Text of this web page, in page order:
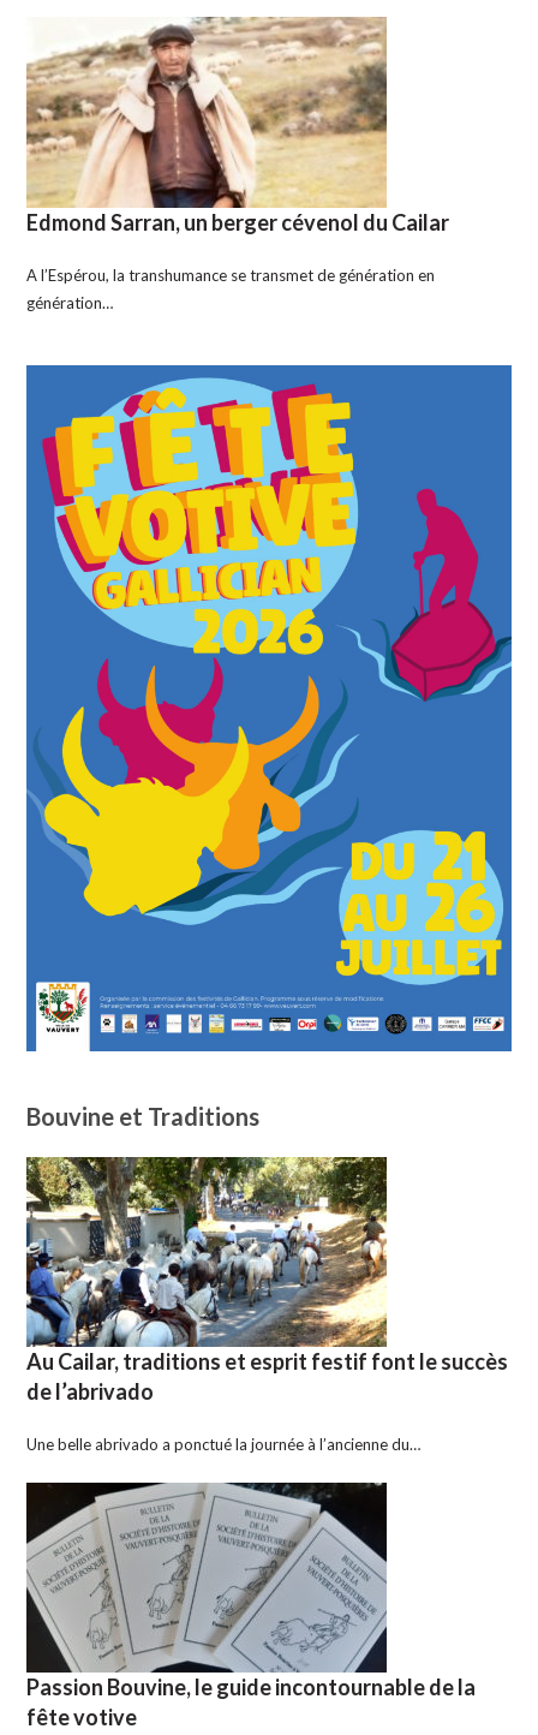
Edmond Sarran, un berger cévenol du Cailar
A l’Espérou, la transhumance se transmet de génération en
génération…
Bouvine et Traditions
Au Cailar, traditions et esprit festif font le succès
de l’abrivado
Une belle abrivado a ponctué la journée à l’ancienne du…
Passion Bouvine, le guide incontournable de la
fête votive